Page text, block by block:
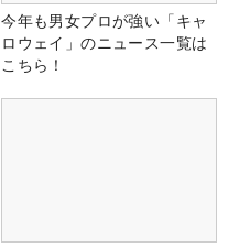
今年も男女プロが強い「キャ
ロウェイ」のニュース一覧は
こちら！